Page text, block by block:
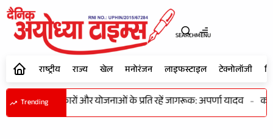
SEARCHMENU
राष्ट्रीय राज्य खेल मनोरंजन लाइफस्टाइल टेक्नोलॉजी
Trending
महिलाएं अधिकारों और योजनाओं के प्रति रहें जागरूक: अपर्णा यादव